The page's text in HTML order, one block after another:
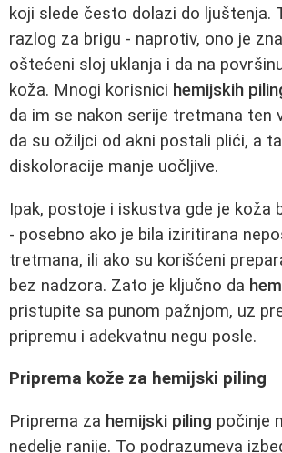
koji slede često dolazi do ljuštenja.
razlog za brigu - naprotiv, ono je
oštećeni sloj uklanja i da na
koža. Mnogi korisnici hemijskih
da im se nakon serije tretmana ten
da su ožiljci od akni postali plići, a
diskoloracije manje uočljive.
Ipak, postoje i iskustva gde je koža
- posebno ako je bila iziritirana
tretmana, ili ako su korišćeni
bez nadzora. Zato je ključno da
pristupite sa punom pažnjom, uz
pripremu i adekvatnu negu posle.
Priprema kože za hemijski piling
Priprema za hemijski piling počinje
nedelje ranije. To podrazumeva